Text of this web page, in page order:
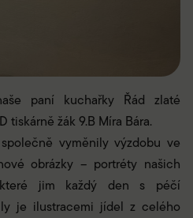
paní kuchařky Řád zlaté
tiskárně žák 9.B Míra Bára.
vyměnily výzdobu ve
obrázky – portréty našich
jim každý den s péčí
je ilustracemi jídel z celého